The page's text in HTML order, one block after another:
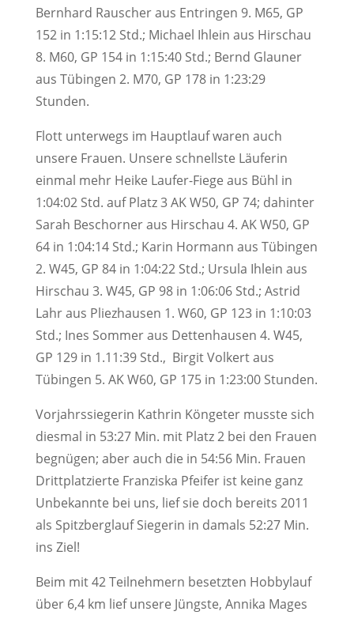
Bernhard Rauscher aus Entringen 9. M65, GP
152 in 1:15:12 Std.; Michael Ihlein aus Hirschau
8. M60, GP 154 in 1:15:40 Std.; Bernd Glauner
aus Tübingen 2. M70, GP 178 in 1:23:29
Stunden.
Flott unterwegs im Hauptlauf waren auch
unsere Frauen. Unsere schnellste Läuferin
einmal mehr Heike Laufer-Fiege aus Bühl in
1:04:02 Std. auf Platz 3 AK W50, GP 74; dahinter
Sarah Beschorner aus Hirschau 4. AK W50, GP
64 in 1:04:14 Std.; Karin Hormann aus Tübingen
2. W45, GP 84 in 1:04:22 Std.; Ursula Ihlein aus
Hirschau 3. W45, GP 98 in 1:06:06 Std.; Astrid
Lahr aus Pliezhausen 1. W60, GP 123 in 1:10:03
Std.; Ines Sommer aus Dettenhausen 4. W45,
GP 129 in 1.11:39 Std., Birgit Volkert aus
Tübingen 5. AK W60, GP 175 in 1:23:00 Stunden.
Vorjahrssiegerin Kathrin Köngeter musste sich
diesmal in 53:27 Min. mit Platz 2 bei den Frauen
begnügen; aber auch die in 54:56 Min. Frauen
Drittplatzierte Franziska Pfeifer ist keine ganz
Unbekannte bei uns, lief sie doch bereits 2011
als Spitzberglauf Siegerin in damals 52:27 Min.
ins Ziel!
Beim mit 42 Teilnehmern besetzten Hobbylauf
über 6,4 km lief unsere Jüngste, Annika Mages